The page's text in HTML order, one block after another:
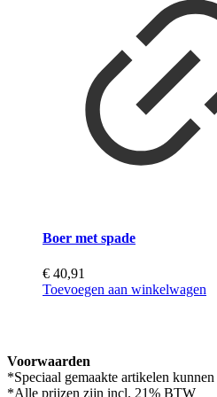
Boer met spade
€ 40,91
Toevoegen aan winkelwagen
Voorwaarden
*Speciaal gemaakte artikelen
*Alle prijzen zijn incl. 21% BTW